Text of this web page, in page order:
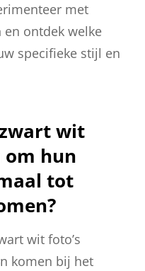
met
ontdek welke
specifieke stijl en
wit
om hun
tot
wit foto’s
komen bij het